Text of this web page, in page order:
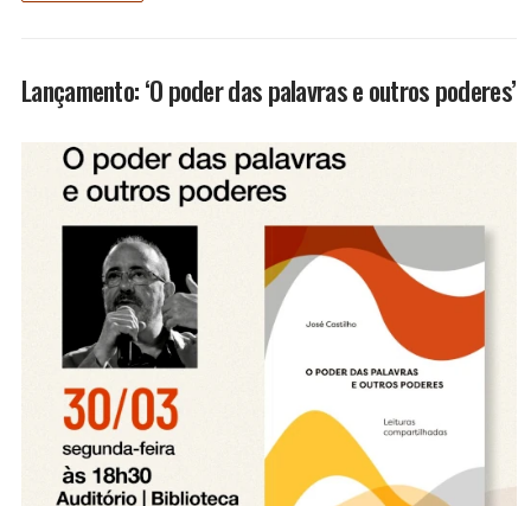
Lançamento: ‘O poder das palavras e outros poderes’